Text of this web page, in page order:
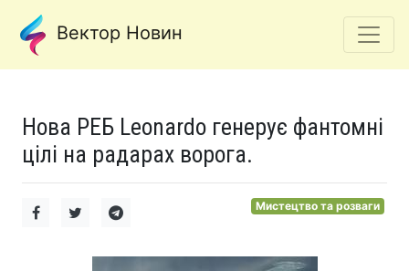
Вектор Новин
Нова РЕБ Leonardo генерує фантомні
цілі на радарах ворога.
Мистецтво та розваги